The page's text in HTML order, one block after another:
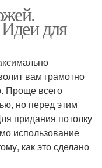
для
вам грамотно
Проще всего
но перед этим
придания потолку
использование
как это сделано